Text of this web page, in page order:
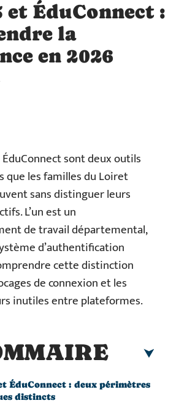
et ÉduConnect :
la
en 2026
ÉduConnect sont deux outils
que les familles du Loiret
sans distinguer leurs
L’un est un
de travail départemental,
d’authentification
cette distinction
de connexion et les
inutiles entre plateformes.
ÉduConnect : deux périmètres
distincts